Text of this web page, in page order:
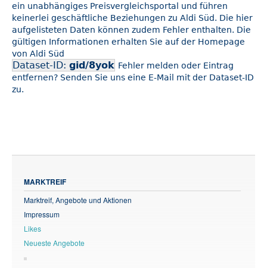
ein unabhängiges Preisvergleichsportal und führen
keinerlei geschäftliche Beziehungen zu Aldi Süd. Die hier
aufgelisteten Daten können zudem Fehler enthalten. Die
gültigen Informationen erhalten Sie auf der Homepage
von Aldi Süd
Dataset-ID: gid/8yok Fehler melden oder Eintrag
entfernen? Senden Sie uns eine E-Mail mit der Dataset-ID
zu.
MARKTREIF
Marktreif, Angebote und Aktionen
Impressum
Likes
Neueste Angebote